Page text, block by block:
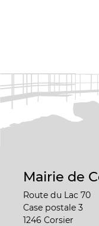
Mairie de
Route du Lac 70
Case postale 3
1246 Corsier